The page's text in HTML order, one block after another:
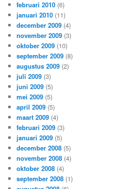
februari 2010 (6)
januari 2010 (11)
december 2009 (4)
november 2009 (3)
oktober 2009 (10)
september 2009 (8)
augustus 2009 (2)
juli 2009 (3)
juni 2009 (5)
mei 2009 (5)
april 2009 (5)
maart 2009 (4)
februari 2009 (3)
januari 2009 (5)
december 2008 (5)
november 2008 (4)
oktober 2008 (4)
september 2008 (1)